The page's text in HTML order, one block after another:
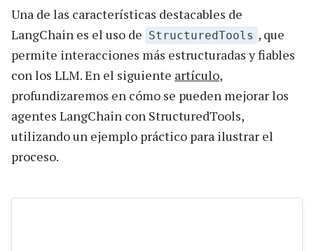
Una de las características destacables de
LangChain es el uso de StructuredTools , que
permite interacciones más estructuradas y fiables
con los LLM. En el siguiente artículo,
profundizaremos en cómo se pueden mejorar los
agentes LangChain con StructuredTools,
utilizando un ejemplo práctico para ilustrar el
proceso.